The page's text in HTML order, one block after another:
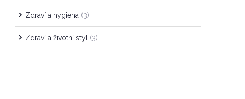
Zdraví a hygiena (3)
Zdraví a životní styl (3)